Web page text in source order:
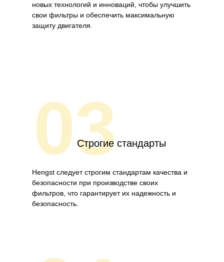
новых технологий и инноваций, чтобы улучшить
свои фильтры и обеспечить максимальную
защиту двигателя.
03Строгие стандарты
Hengst следует строгим стандартам качества и
безопасности при производстве своих
фильтров, что гарантирует их надежность и
безопасность.